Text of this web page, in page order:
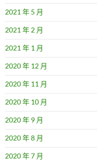
2021 年 5 月
2021 年 2 月
2021 年 1 月
2020 年 12 月
2020 年 11 月
2020 年 10 月
2020 年 9 月
2020 年 8 月
2020 年 7 月